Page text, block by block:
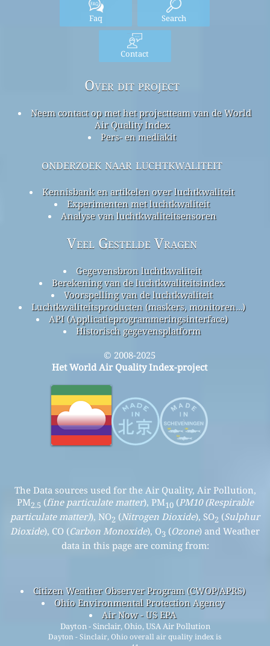
Faq Search
Contact
Over dit project
Neem contact op met het projectteam van de World
Air Quality Index
Pers- en mediakit
onderzoek naar luchtkwaliteit
Kennisbank en artikelen over luchtkwaliteit
Experimenten met luchtkwaliteit
Analyse van luchtkwaliteitsensoren
Veel Gestelde Vragen
Gegevensbron luchtkwaliteit
Berekening van de luchtkwaliteitsindex
Voorspelling van de luchtkwaliteit
Luchtkwaliteitsproducten (maskers, monitoren…)
API (Applicatieprogrammeringsinterface)
Historisch gegevensplatform
© 2008-2025
Het World Air Quality Index-project
The Data sources used for the Air Quality, Air Pollution,
PM2.5 (fine particulate matter), PM10(PM10 (Respirable
particulate matter)), NO2 (Nitrogen Dioxide), SO2 (Sulphur
Dioxide), CO (Carbon Monoxide), O3 (Ozone) and Weather
data in this page are coming from:
Citizen Weather Observer Program (CWOP/APRS)
Ohio Environmental Protection Agency
Air Now - US EPA
Dayton - Sinclair, Ohio, USA Air Pollution
Dayton - Sinclair, Ohio overall air quality index is